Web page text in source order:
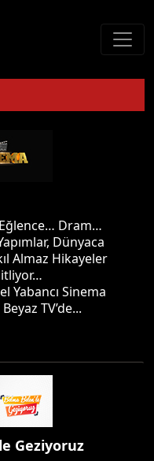
Dram…
Dünyaca
Almaz Hikayeler
Yabancı Sinema
TV’de...
Geziyoruz